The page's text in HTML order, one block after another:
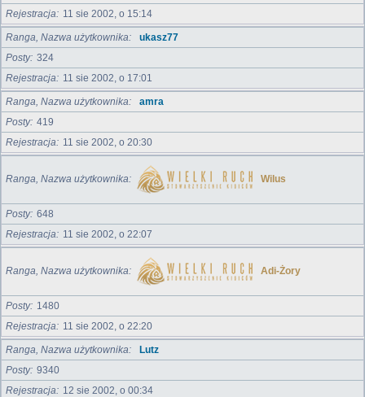
Rejestracja
11 sie 2002, o 15:14
Ranga, Nazwa użytkownika
ukasz77
Posty 324
Rejestracja
11 sie 2002, o 17:01
Ranga, Nazwa użytkownika
amra
Posty 419
Rejestracja
11 sie 2002, o 20:30
Ranga, Nazwa użytkownika Wilus
Posty 648
Rejestracja
11 sie 2002, o 22:07
Ranga, Nazwa użytkownika Adi-Żory
Posty
1480
Rejestracja
11 sie 2002, o 22:20
Ranga, Nazwa użytkownika
Lutz
Posty 9340
Rejestracja
12 sie 2002, o 00:34